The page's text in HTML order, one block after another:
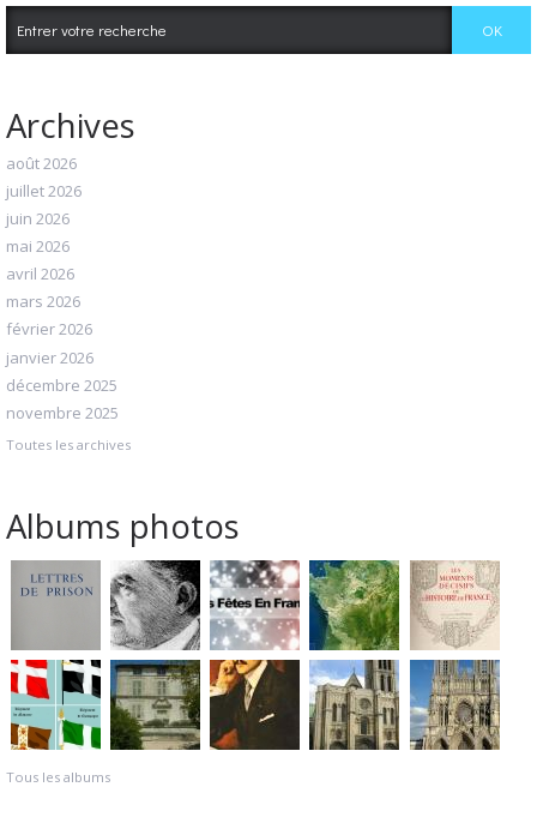
Archives
août 2026
juillet 2026
juin 2026
mai 2026
avril 2026
mars 2026
février 2026
janvier 2026
décembre 2025
novembre 2025
Toutes les archives
Albums photos
Tous les albums